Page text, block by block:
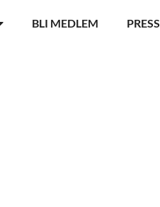
BLI MEDLEM PRESS